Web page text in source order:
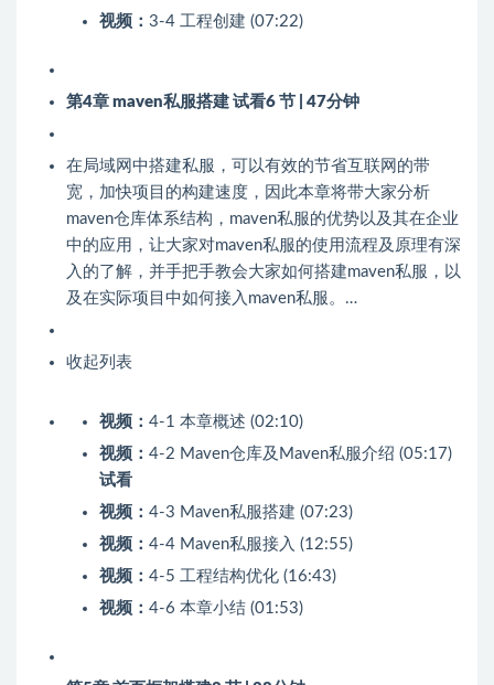
视频： 3-4 工程创建 (07:22)
第4章 maven私服搭建 试看6 节 | 47分钟
在局域网中搭建私服，可以有效的节省互联网的带
宽，加快项目的构建速度，因此本章将带大家分析
maven仓库体系结构，maven私服的优势以及其在企业
中的应用，让大家对maven私服的使用流程及原理有深
入的了解，并手把手教会大家如何搭建maven私服，以
及在实际项目中如何接入maven私服。…
收起列表
视频： 4-1 本章概述 (02:10)
视频： 4-2 Maven仓库及Maven私服介绍 (05:17)
试看
视频： 4-3 Maven私服搭建 (07:23)
视频： 4-4 Maven私服接入 (12:55)
视频： 4-5 工程结构优化 (16:43)
视频： 4-6 本章小结 (01:53)